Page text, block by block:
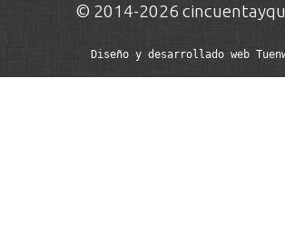
© 2014-2026
Diseño y desarrollado web